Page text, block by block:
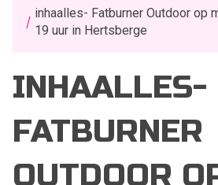
inhaalles- Fatburner Outdoor op
19 uur in Hertsberge
INHAALLES-
FATBURNER
OUTDOOR